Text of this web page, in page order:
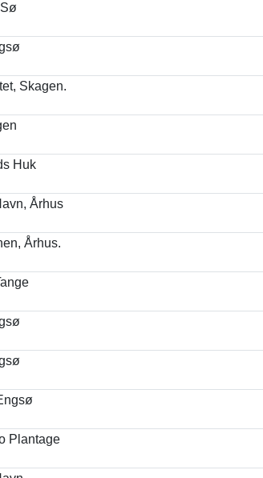
Skagen.
Huk
Århus
Århus.
Plantage